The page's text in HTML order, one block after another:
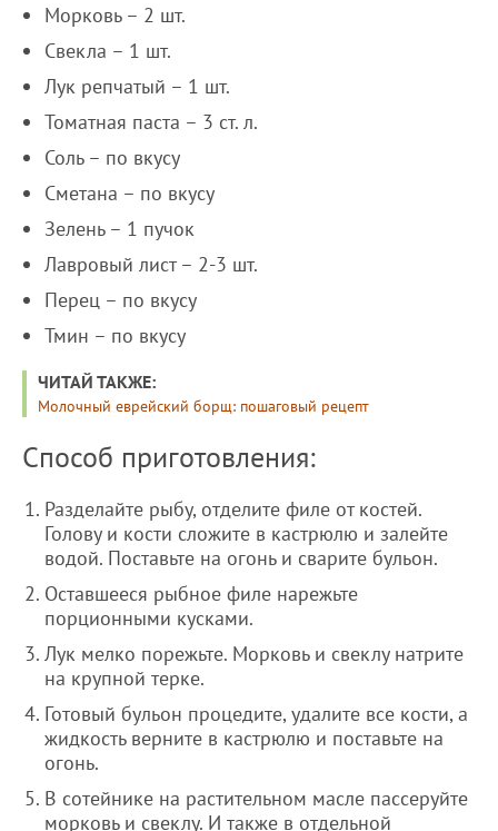
Морковь – 2 шт.
Свекла – 1 шт.
Лук репчатый – 1 шт.
Томатная паста – 3 ст. л.
Соль – по вкусу
Сметана – по вкусу
Зелень – 1 пучок
Лавровый лист – 2-3 шт.
Перец – по вкусу
Тмин – по вкусу
ЧИТАЙ ТАКЖЕ:
Молочный еврейский борщ: пошаговый рецепт
Способ приготовления:
Разделайте рыбу, отделите филе от костей.
Голову и кости сложите в кастрюлю и залейте
водой. Поставьте на огонь и сварите бульон.
Оставшееся рыбное филе нарежьте
порционными кусками.
Лук мелко порежьте. Морковь и свеклу натрите
на крупной терке.
Готовый бульон процедите, удалите все кости, а
жидкость верните в кастрюлю и поставьте на
огонь.
В сотейнике на растительном масле пассеруйте
морковь и свеклу. И также в отдельной